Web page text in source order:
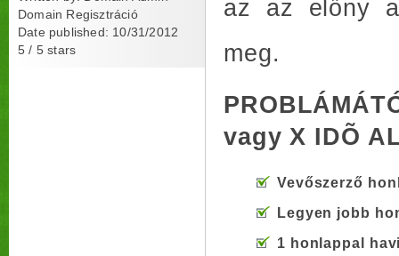
Domain Regisztráció
Date published: 10/31/2012
5 / 5 stars
az az előny
meg.
vagy X IDÕ
Vevőszerző
Legyen jobb
1 honlappal